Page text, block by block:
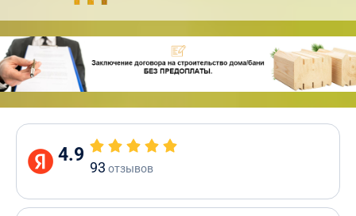
4.9
93 отзывов